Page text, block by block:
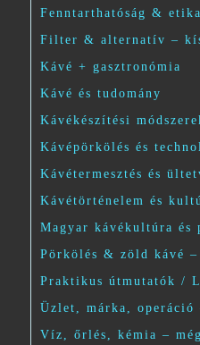
Fenntarthatóság & etika
Filter & alternatív –
Kávé + gasztronómia
Kávé és tudomány
Kávékészítési
Kávépörkölés és
Kávétermesztés és
Kávétörténelem és
Magyar kávékultúra és
Pörkölés & zöld kávé –
Praktikus útmutatók /
Üzlet, márka,
Víz, őrlés, kémia –